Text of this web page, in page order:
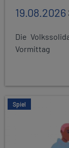
19.08.2026
Die
Vormittag
Spiel